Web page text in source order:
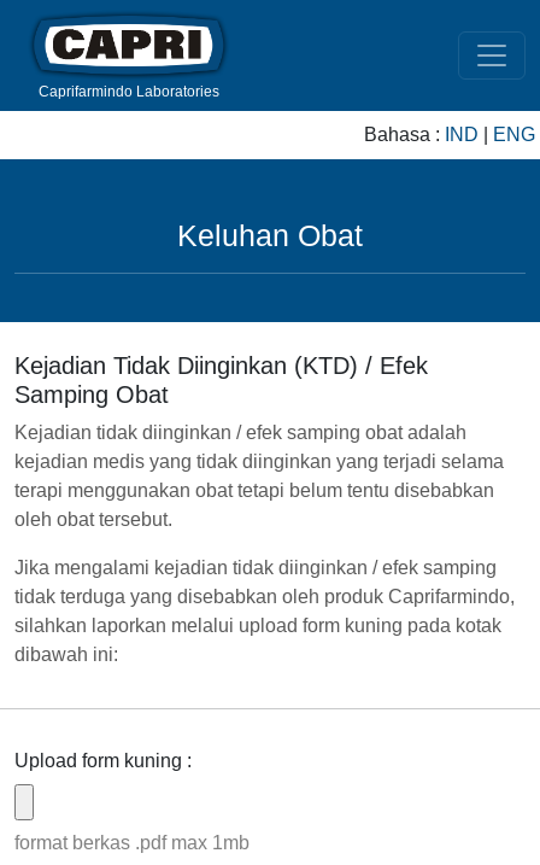
Caprifarmindo Laboratories
Bahasa : IND ENG
Keluhan Obat
Kejadian Tidak Diinginkan (KTD) / Efek
Samping Obat
Kejadian tidak diinginkan / efek samping obat adalah
kejadian medis yang tidak diinginkan yang terjadi selama
terapi menggunakan obat tetapi belum tentu disebabkan
oleh obat tersebut.
Jika mengalami kejadian tidak diinginkan / efek samping
tidak terduga yang disebabkan oleh produk Caprifarmindo,
silahkan laporkan melalui upload form kuning pada kotak
dibawah ini:
Upload form kuning :
format berkas .pdf max 1mb